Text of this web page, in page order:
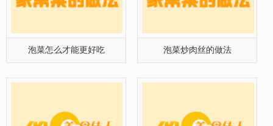
蒜薹泡菜的制作[有图] 韩式料理之泡菜豆腐汤